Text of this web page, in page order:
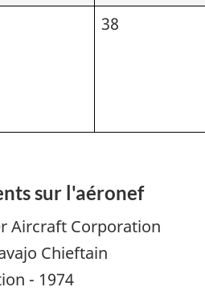
38
sur l'aéronef
Aircraft Corporation
Chieftain
- 1974